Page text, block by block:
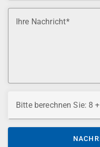
Ihre Nachricht
Bitte berechnen Sie: 8